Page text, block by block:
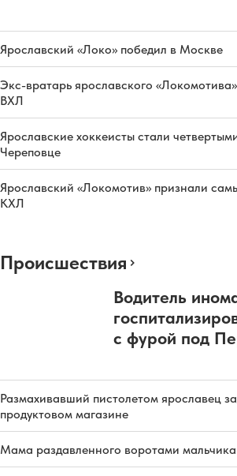
Ярославский «Локо» победил в Москве
Экс-вратарь ярославского
ВХЛ
Ярославские хоккеисты стали
Череповце
Ярославский «Локомотив» признали
КХЛ
Происшествия
Водитель
с фурой под
Размахивавший пистолетом ярославец
продуктовом магазине
Мама раздавленного воротами